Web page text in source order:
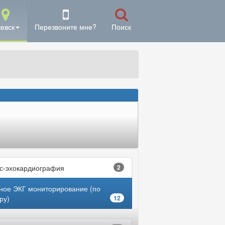
Перезвоните мне? Поиск
эхокардиография 2
ЭКГ мониторирование (по
12